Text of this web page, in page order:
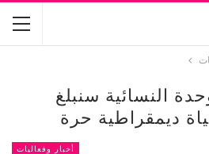
النسائية سنبلغ
ديمقراطية حرة
أخبار وفعاليات